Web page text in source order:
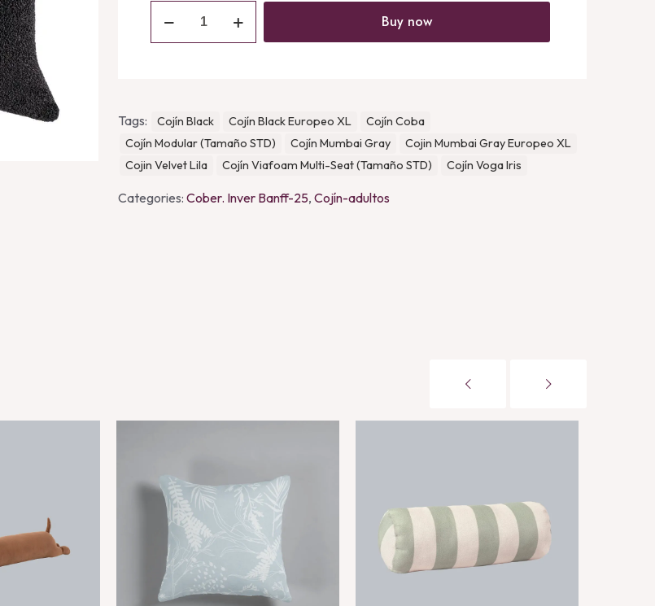
Black
quantity
Buy now
Tags: Cojín Black Cojín Black Europeo XL
Cojín Coba
Cojín Modular (Tamaño STD)
Cojín Mumbai Gray
Cojin Mumbai Gray Europeo XL
Cojin Velvet Lila
Cojín Viafoam Multi-Seat (Tamaño STD) Cojín Voga Iris
Categories: Cober. Inver Banff-25, Cojín-adultos